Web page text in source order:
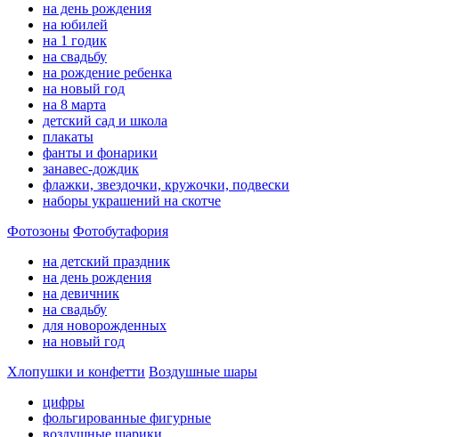
на день рождения
на юбилей
на 1 годик
на свадьбу
на рождение ребенка
на новый год
на 8 марта
детский сад и школа
плакаты
фанты и фонарики
занавес-дождик
флажки, звездочки, кружочки, подвески
наборы украшений на скотче
Фотозоны Фотобутафория
на детский праздник
на день рождения
на девичник
на свадьбу
для новорожденных
на новый год
Хлопушки и конфетти Воздушные шары
цифры
фольгированные фигурные
воздушные шарики